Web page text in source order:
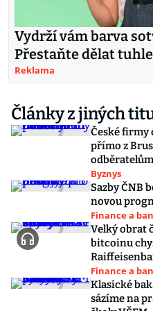
Vydrží vám barva
Přestaňte dělat
Reklama
Články z jiných
České firmy
přímo z
Byznys
Sazby ČNB
novou
Finance a
Velký obrat
bitcoinu
Finance a
Klasické
sázíme na